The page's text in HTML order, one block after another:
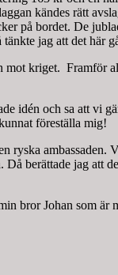
kändes rätt
på bordet. De
jag att det här
kriget. Framför
idén och sa att vi
föreställa mig!
ambassaden.
berättade jag
bror Johan som är